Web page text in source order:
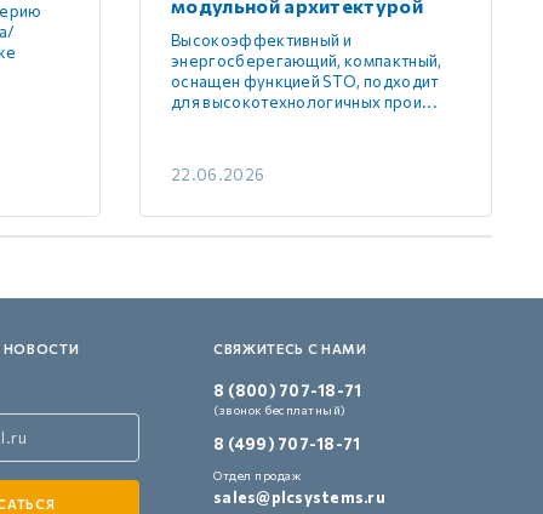
модульной архитектурой
Высокоэффективный и
энергосберегающий, компактный,
оснащен функцией STO, подходит
для высокотехнологичных прои...
22.06.2026
НОВОСТИ СВЯЖИТЕСЬ С НАМИ
8 (800) 707-18-71
(звонок бесплатный)
8 (499) 707-18-71
Отдел продаж
sales@plcsystems.ru